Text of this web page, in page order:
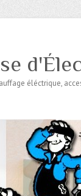
éléctrique,